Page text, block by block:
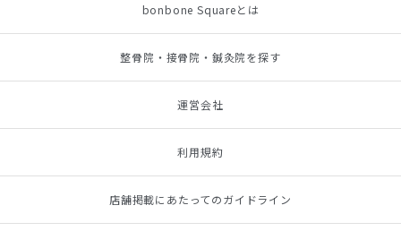
bonbone Squareとは
整骨院・接骨院・鍼灸院を探す
運営会社
利用規約
店舗掲載にあたってのガイドライン